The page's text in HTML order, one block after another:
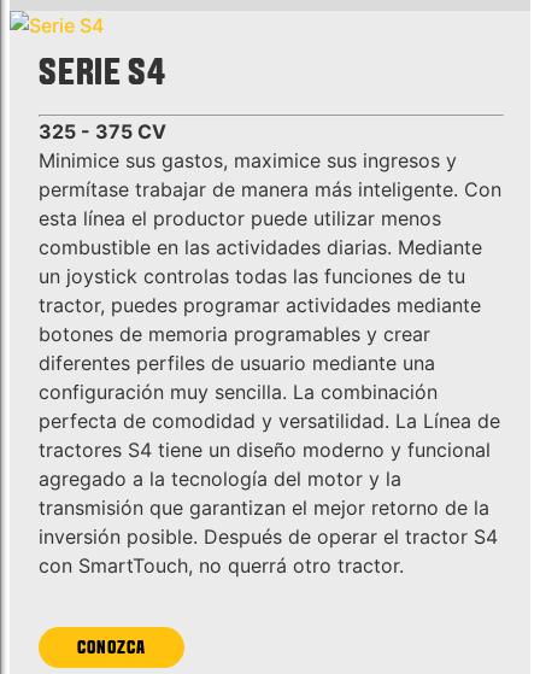
SERIE S4
325 - 375 CV
Minimice sus gastos, maximice sus ingresos y
permítase trabajar de manera más inteligente. Con
esta línea el productor puede utilizar menos
combustible en las actividades diarias. Mediante
un joystick controlas todas las funciones de tu
tractor, puedes programar actividades mediante
botones de memoria programables y crear
diferentes perfiles de usuario mediante una
configuración muy sencilla. La combinación
perfecta de comodidad y versatilidad. La Línea de
tractores S4 tiene un diseño moderno y funcional
agregado a la tecnología del motor y la
transmisión que garantizan el mejor retorno de la
inversión posible. Después de operar el tractor S4
con SmartTouch, no querrá otro tractor.
CONOZCA